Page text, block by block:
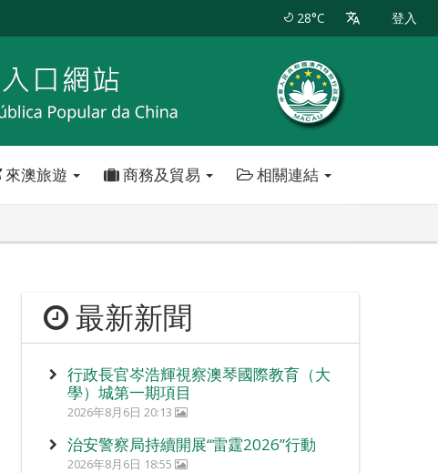
28°C 登入
來澳旅遊 商務及貿易 相關連結
最新新聞
行政長官岑浩輝視察澳琴國際教育（大
學）城第一期項目
2026年8月6日 20:13
治安警察局持續開展“雷霆2026”行動
2026年8月6日 18:55